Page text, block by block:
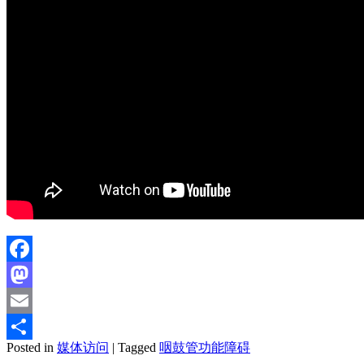
Facebook
Mastodon
Email
分
Posted in 媒体访问 | Tagged 咽鼓管功能障碍